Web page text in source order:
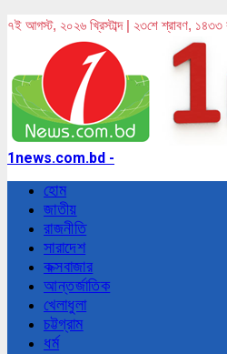
৭ই আগস্ট, ২০২৬ খ্রিস্টাব্দ | ২৩শে শ্রাবণ, ১৪৩৩
1news.com.bd -
হোম
জাতীয়
রাজনীতি
সারাদেশ
কক্সবাজার
আন্তর্জাতিক
খেলাধুলা
চট্টগ্রাম
ধর্ম